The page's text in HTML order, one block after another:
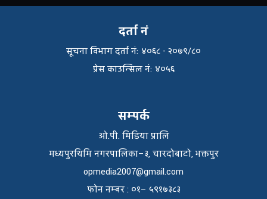
दर्ता नं
सूचना विभाग दर्ता नंः ४०६८ - २०७९/८०
प्रेस काउन्सिल नंः ४०५६
सम्पर्क
ओ.पी. मिडिया प्रालि
मध्यपुरथिमि नगरपालिका–३, चारदोबाटो, भक्तपुर
opmedia2007@gmail.com
फाेन नम्बर : ०१– ५९१७३८३